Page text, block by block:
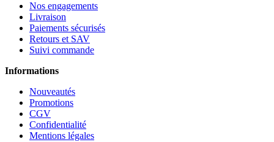
Nos engagements
Livraison
Paiements sécurisés
Retours et SAV
Suivi commande
Informations
Nouveautés
Promotions
CGV
Confidentialité
Mentions légales